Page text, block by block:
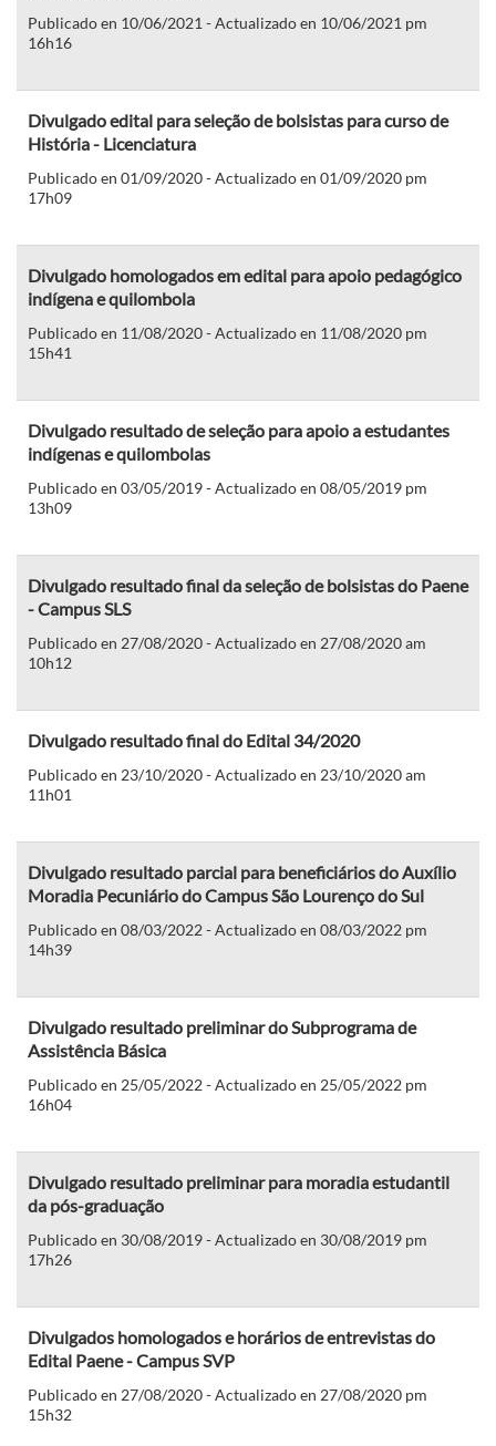
Publicado en 10/06/2021 - Actualizado en 10/06/2021 pm
16h16
Divulgado edital para seleção de bolsistas para curso de
História - Licenciatura
Publicado en 01/09/2020 - Actualizado en 01/09/2020 pm
17h09
Divulgado homologados em edital para apoio pedagógico
indígena e quilombola
Publicado en 11/08/2020 - Actualizado en 11/08/2020 pm
15h41
Divulgado resultado de seleção para apoio a estudantes
indígenas e quilombolas
Publicado en 03/05/2019 - Actualizado en 08/05/2019 pm
13h09
Divulgado resultado final da seleção de bolsistas do Paene
- Campus SLS
Publicado en 27/08/2020 - Actualizado en 27/08/2020 am
10h12
Divulgado resultado final do Edital 34/2020
Publicado en 23/10/2020 - Actualizado en 23/10/2020 am
11h01
Divulgado resultado parcial para beneficiários do Auxílio
Moradia Pecuniário do Campus São Lourenço do Sul
Publicado en 08/03/2022 - Actualizado en 08/03/2022 pm
14h39
Divulgado resultado preliminar do Subprograma de
Assistência Básica
Publicado en 25/05/2022 - Actualizado en 25/05/2022 pm
16h04
Divulgado resultado preliminar para moradia estudantil
da pós-graduação
Publicado en 30/08/2019 - Actualizado en 30/08/2019 pm
17h26
Divulgados homologados e horários de entrevistas do
Edital Paene - Campus SVP
Publicado en 27/08/2020 - Actualizado en 27/08/2020 pm
15h32